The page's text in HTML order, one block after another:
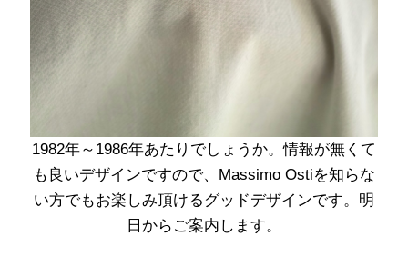
1982年～1986年あたりでしょうか。情報が無くて
も良いデザインですので、Massimo Ostiを知らな
い方でもお楽しみ頂けるグッドデザインです。明
日からご案内します。